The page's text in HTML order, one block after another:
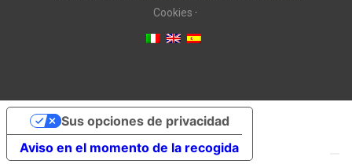
Cookies ·
Aviso en el momento de la recogida
Sus opciones de privacidad